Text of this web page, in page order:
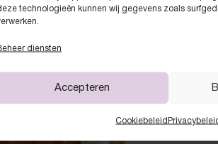
technologieën kunnen wij gegevens zoals
diensten
Accepteren
Cookiebeleid